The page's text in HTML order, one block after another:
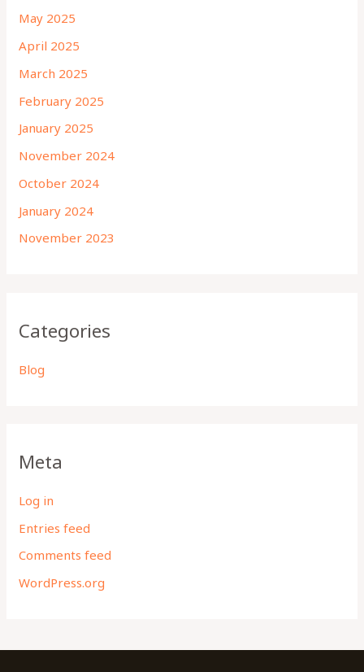
May 2025
April 2025
March 2025
February 2025
January 2025
November 2024
October 2024
January 2024
November 2023
Categories
Blog
Meta
Log in
Entries feed
Comments feed
WordPress.org